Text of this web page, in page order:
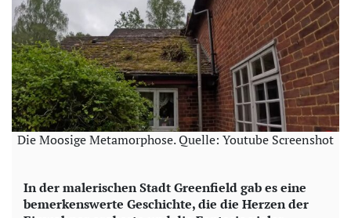
Die Moosige Metamorphose. Quelle: Youtube Screenshot
In der malerischen Stadt Greenfield gab es eine
bemerkenswerte Geschichte, die die Herzen der